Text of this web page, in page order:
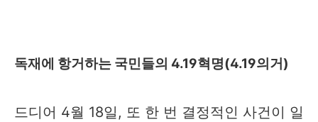
독재에 항거하는 국민들의 4.19혁명(4.19의거)
드디어 4월 18일, 또 한 번 결정적인 사건이 일